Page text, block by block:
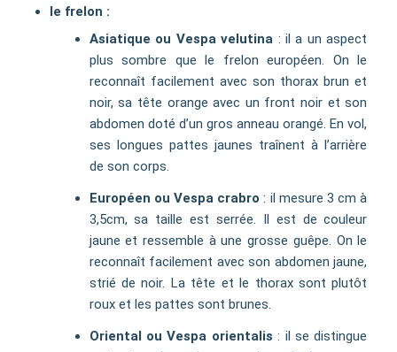
le frelon :
Asiatique ou Vespa velutina : il a un aspect
plus sombre que le frelon européen. On le
reconnaît facilement avec son thorax brun et
noir, sa tête orange avec un front noir et son
abdomen doté d’un gros anneau orangé. En vol,
ses longues pattes jaunes traînent à l’arrière
de son corps.
Européen ou Vespa crabro : il mesure 3 cm à
3,5cm, sa taille est serrée. Il est de couleur
jaune et ressemble à une grosse guêpe. On le
reconnaît facilement avec son abdomen jaune,
strié de noir. La tête et le thorax sont plutôt
roux et les pattes sont brunes.
Oriental ou Vespa orientalis : il se distingue